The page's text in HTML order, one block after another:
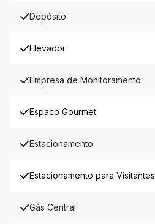
Depósito
Elevador
Empresa de Monitoramento
Espaco Gourmet
Estacionamento
Estacionamento para Visitantes
Gás Central